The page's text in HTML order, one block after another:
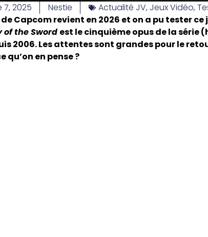
2025 Nestie Actualité JV, Jeux Vidéo,
Capcom revient en 2026 et on a pu tester
of the Sword est le cinquième opus de la série
2006. Les attentes sont grandes pour le
qu’on en pense ?